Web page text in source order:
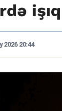
2026 20:44